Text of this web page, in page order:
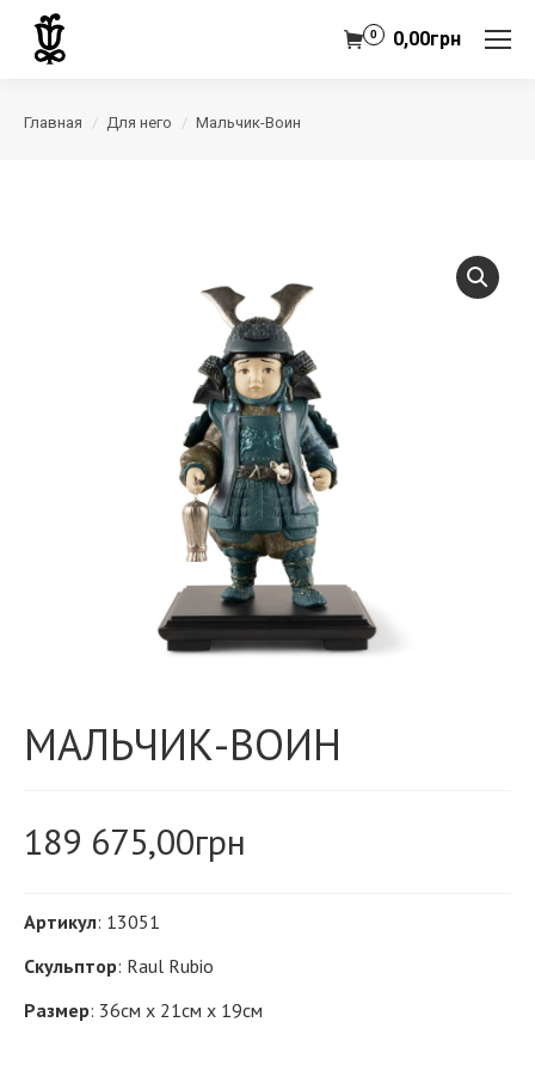
0,00грн
0
Главная Для него Мальчик-Воин
МАЛЬЧИК-ВОИН
189 675,00грн
Артикул: 13051
Скульптор: Raul Rubio
Размер: 36см х 21см х 19см